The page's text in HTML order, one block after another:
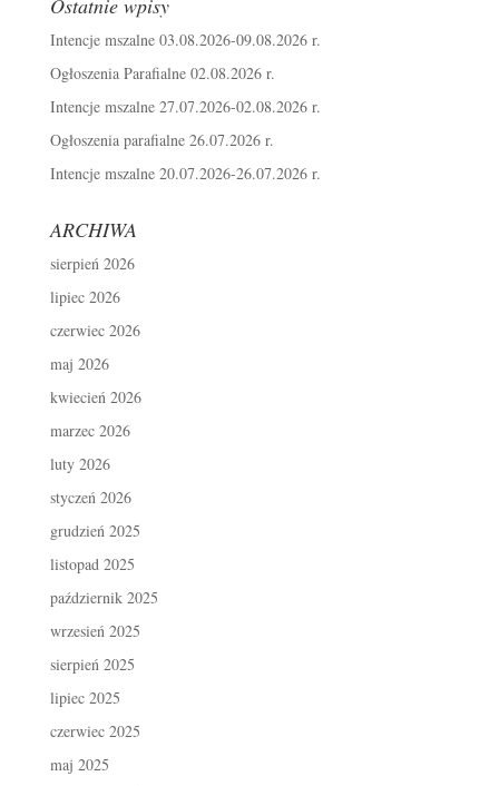
Ostatnie wpisy
Intencje mszalne 03.08.2026-09.08.2026 r.
Ogłoszenia Parafialne 02.08.2026 r.
Intencje mszalne 27.07.2026-02.08.2026 r.
Ogłoszenia parafialne 26.07.2026 r.
Intencje mszalne 20.07.2026-26.07.2026 r.
ARCHIWA
sierpień 2026
lipiec 2026
czerwiec 2026
maj 2026
kwiecień 2026
marzec 2026
luty 2026
styczeń 2026
grudzień 2025
listopad 2025
październik 2025
wrzesień 2025
sierpień 2025
lipiec 2025
czerwiec 2025
maj 2025